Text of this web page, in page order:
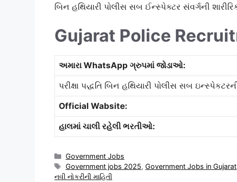
બિન હથિયારી પોલીસ સબ ઈન્સ્પેક્ટર સંવર્ગની
Gujarat Police
અમારા WhatsApp ગ્રુપમાં જોડાઓ:
પરીક્ષા પદ્ધતિ બિન હથિયારી પોલીસ સબ
Official Wabsite:
હાલમાં ચાલી રહેલી ભરતીઓ:
Categories
Government Jobs
Tags
Government jobs 2025,Government Jobs in Gujarat
નવી નોકરીની માહિતી